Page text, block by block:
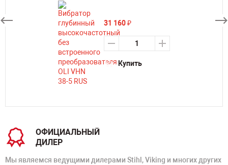
31 160₽
Купить
ОФИЦИАЛЬНЫЙ
ДИЛЕР
Мы являемся ведущими дилерами Stihl, Viking и многих других